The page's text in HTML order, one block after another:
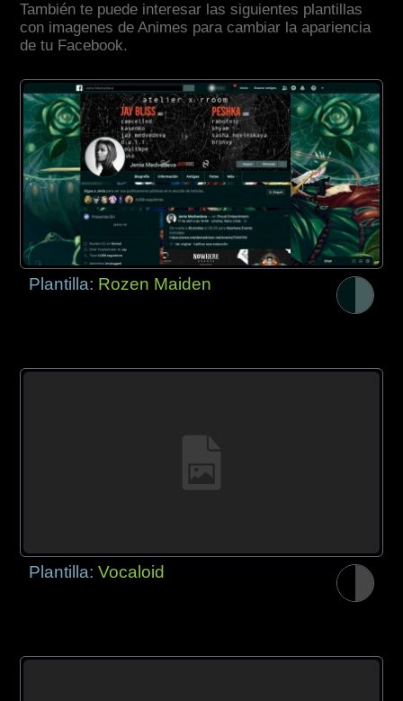
También te puede interesar las siguientes plantillas
con imagenes de Animes para cambiar la apariencia
de tu Facebook.
Plantilla: Rozen Maiden
Plantilla:Vocaloid